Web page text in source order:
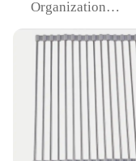
Organization
Usage and
Organizing
Typical Adaptive
Kitchens and
Shape or Size or
Various Sizes and
Performance